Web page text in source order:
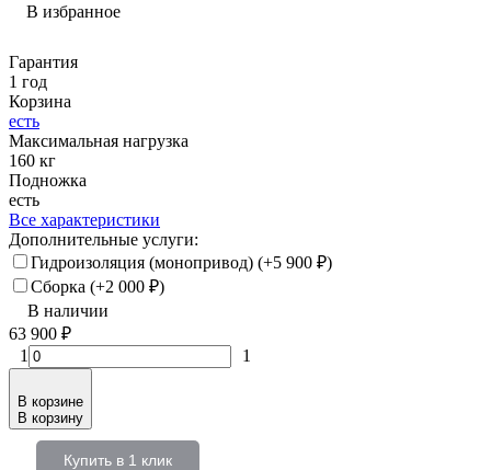
В избранное
Гарантия
1 год
Корзина
есть
Максимальная нагрузка
160 кг
Подножка
есть
Все характеристики
Дополнительные услуги:
Гидроизоляция (монопривод) (+5 900 ₽)
Сборка (+2 000 ₽)
В наличии
63 900 ₽
1
1
В корзине
В корзину
Купить в 1 клик